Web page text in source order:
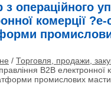
операційного
комерції
/ Торговля, продажи,
B2B електронної
промислових